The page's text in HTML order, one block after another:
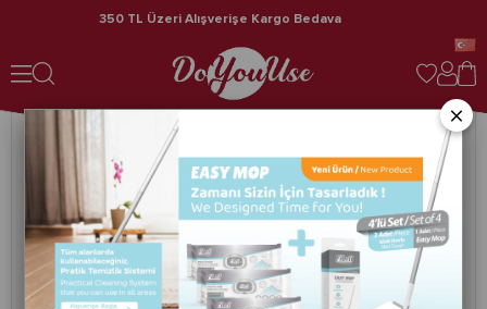
350 TL Üzeri Alışverişe Kargo Bedava
×